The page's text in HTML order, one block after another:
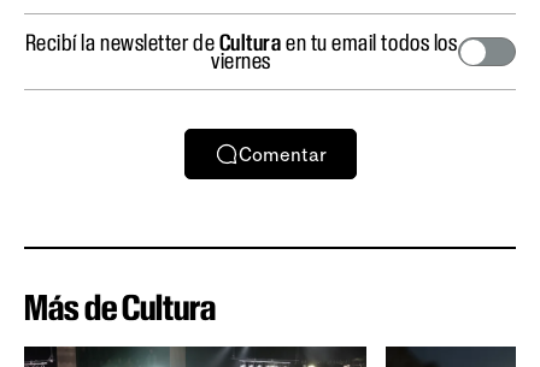
Recibí la newsletter deCulturaen tu email todos los
viernes
Comentar
Más de Cultura